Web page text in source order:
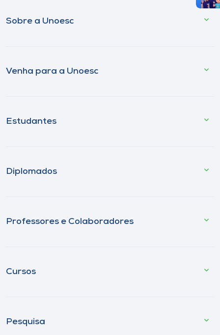
Sobre a Unoesc
Venha para a Unoesc
Estudantes
Diplomados
Professores e Colaboradores
Cursos
Pesquisa